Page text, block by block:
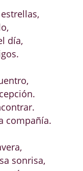
día,
compañía.
sonrisa,